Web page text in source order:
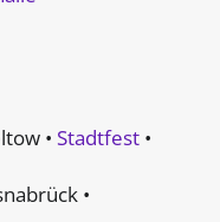
• Stadtfest •
•